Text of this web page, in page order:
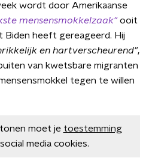
wordt door Amerikaanse
mensensmokkelzaak"ooit
Biden heeft gereageerd. Hij
en hartverscheurend",
van kwetsbare migranten
tegen te willen
moet je toestemming
media cookies.